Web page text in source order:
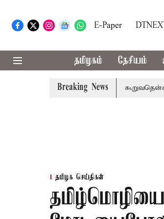
E-Paper
தமிழகம் தேசியம்
Breaking News
மத்திய அரசு கூறுவதென்ன..?
தமிழக செய்திகள்
தமிழ்மொழியை